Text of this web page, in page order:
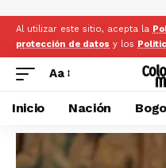
Al utilizar este sitio, acepta la
protección de datos y los
Aa
Inicio Nación